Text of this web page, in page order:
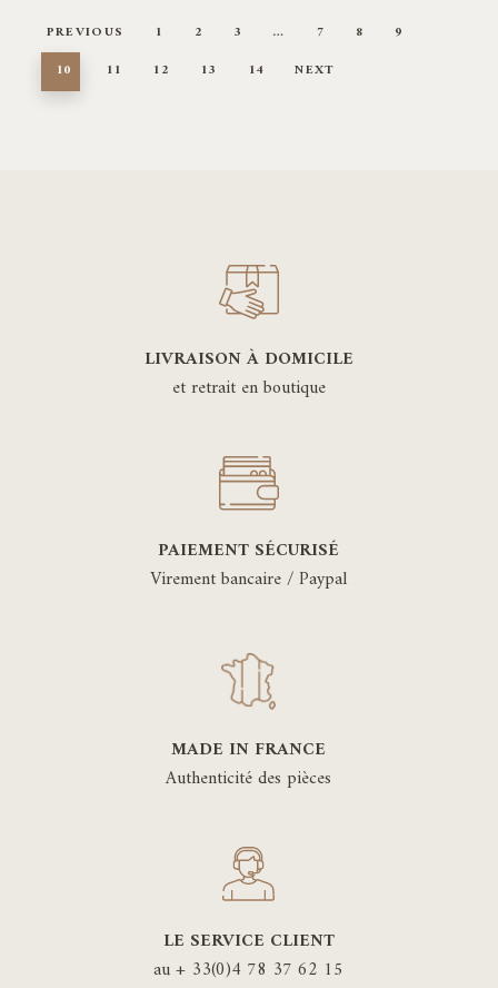
PREVIOUS 1 2 3 … 7 8
9
10
11 12 13 14 NEXT
LIVRAISON À DOMICILE
et retrait en boutique
PAIEMENT SÉCURISÉ
Virement bancaire / Paypal
MADE IN FRANCE
Authenticité des pièces
LE SERVICE CLIENT
au + 33(0)4 78 37 62 15